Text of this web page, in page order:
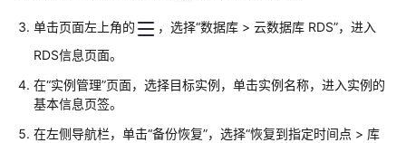
语
多
文
档
单击页面左上角的
，选择“数据库 > 云数据库 RDS”，进入
RDS信息页面。
在“实例管理”页面，选择目标实例，单击实例名称，进入实例的
基本信息页签。
在左侧导航栏，单击“备份恢复”，选择“恢复到指定时间点 > 库